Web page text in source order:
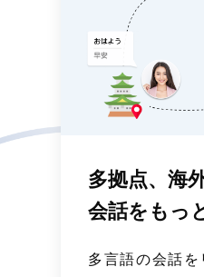
多拠点、海
会話をもっ
多言語の会話